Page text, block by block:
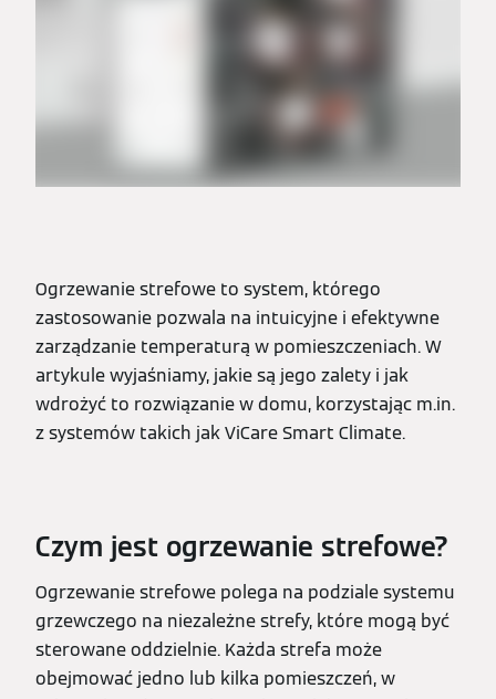
Ogrzewanie strefowe to system, którego
zastosowanie pozwala na intuicyjne i efektywne
zarządzanie temperaturą w pomieszczeniach. W
artykule wyjaśniamy, jakie są jego zalety i jak
wdrożyć to rozwiązanie w domu, korzystając m.in.
z systemów takich jak ViCare Smart Climate.
Czym jest ogrzewanie strefowe?
Ogrzewanie strefowe polega na podziale systemu
grzewczego na niezależne strefy, które mogą być
sterowane oddzielnie. Każda strefa może
obejmować jedno lub kilka pomieszczeń, w